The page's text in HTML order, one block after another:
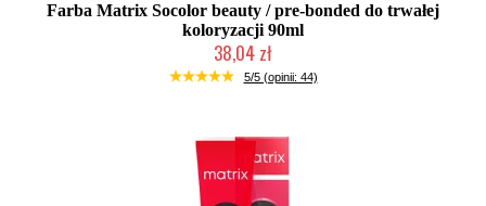
Farba Matrix Socolor beauty / pre-bonded do trwałej
koloryzacji 90ml
38,04 zł
Duża ilość (wysyłka w 24h)
5/5 (opinii: 44)